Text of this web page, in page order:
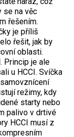
se na věc
řešením.
je příliš
řešit, jak by
oblasti.
Princip je ale
u HCCI. Svíčka
režimy, kdy
starty nebo
palivo v drtivé
HCCI musí z